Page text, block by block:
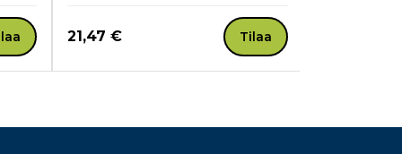
Hinta nyt
21,47 € Tilaa